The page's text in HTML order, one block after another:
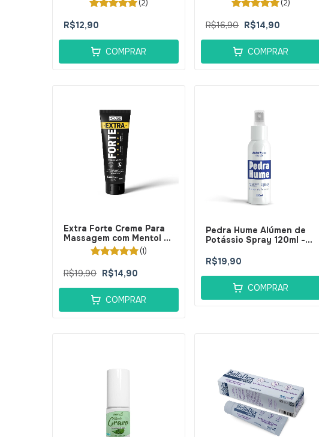
(2)
R$12,90
COMPRAR
(2)
R$16,90 R$14,90
COMPRAR
Extra Forte Creme Para
Massagem com Mentol e
Arnica Dr House 120ML-
BellaPhytus
(1)
R$19,90 R$14,90
COMPRAR
Pedra Hume Alúmen de
Potássio Spray 120ml -
R$19,90
COMPRAR